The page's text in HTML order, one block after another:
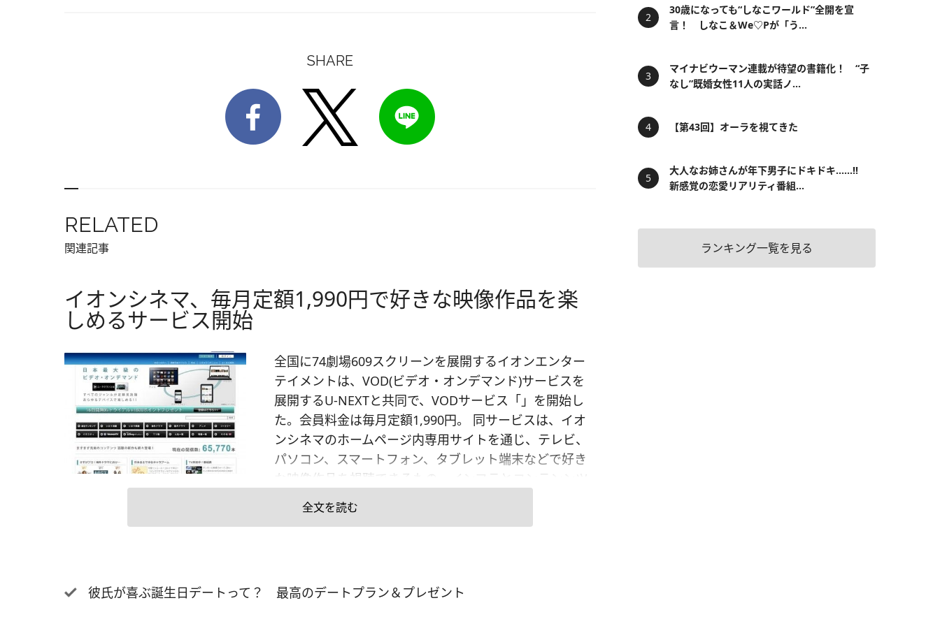
SHARE
RELATED
関連記事
イオンシネマ、毎月定額1,990円で好きな映像作品を楽
しめるサービス開始
全国に74劇場609スクリーンを展開するイオンエンター
テイメントは、VOD(ビデオ・オンデマンド)サービスを
展開するU-NEXTと共同で、VODサービス「」を開始し
た。会員料金は毎月定額1,990円。 同サービスは、イオ
ンシネマのホームページ内専用サイトを通じ、テレビ、
パソコン、スマートフォン、タブレット端末などで好き
な映像作品を視聴できるもの。インフラとコンテンンツ
ラインアップの提供はU-NEXTが担当し、映画作品から海
外・国内ドラマ、ドキュメンタリー、アニメなど、
ビスを提供。合わせて、毎月もらえる「PPV(ペイ・パ
全文を読む
彼氏が喜ぶ誕生日デートって？ 最高のデートプラン＆プレゼント
30歳になっても“しなこワールド”全開を宣
言！ しなこ＆We♡Pが「う...
マイナビウーマン連載が待望の書籍化！ “子
なし”既婚女性11人の実話ノ...
【第43回】オーラを視てきた
大人なお姉さんが年下男子にドキドキ……!!
新感覚の恋愛リアリティ番組...
ランキング一覧を見る